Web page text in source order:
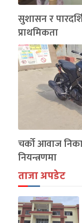
सुशासन र
प्राथमिकता
चर्को आवाज
नियन्त्रणमा
ताजा अपडेट